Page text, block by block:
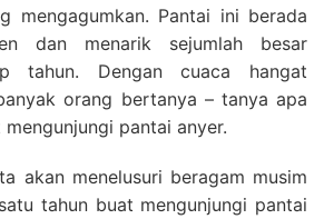
mengagumkan. Pantai ini berada
dan menarik sejumlah besar
tahun. Dengan cuaca hangat
orang bertanya – tanya apa
pantai anyer.
akan menelusuri beragam musim
tahun buat mengunjungi pantai